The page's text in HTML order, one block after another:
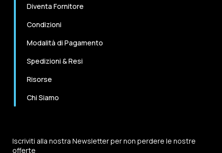
Diventa Fornitore
Condizioni
Modalità di Pagamento
Spedizioni & Resi
Risorse
Chi Siamo
Iscriviti alla nostra Newsletter per non perdere le nostre
offerte